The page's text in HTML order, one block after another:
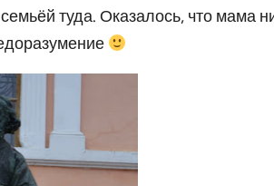
туда. Оказалось, что мама